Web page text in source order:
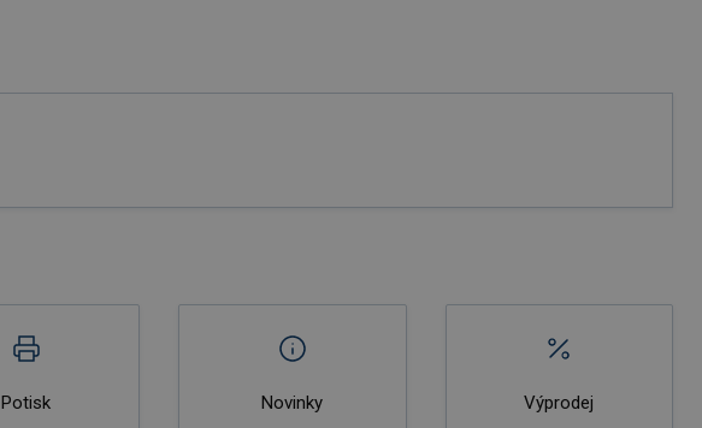
Potisk Novinky Výprodej